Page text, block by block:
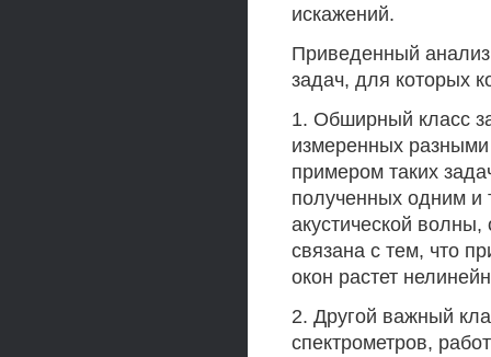
искажений.
Приведенный
задач, для которых
1. Обширный класс
измеренных
примером таких
полученных одним и
акустической
связана с тем, что
окон растет
2. Другой важный
спектрометров,